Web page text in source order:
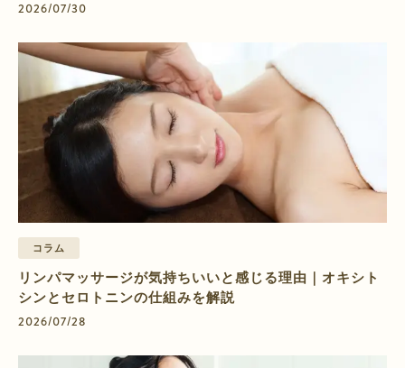
2026/07/30
コラム
リンパマッサージが気持ちいいと感じる理由｜オキシト
シンとセロトニンの仕組みを解説
2026/07/28